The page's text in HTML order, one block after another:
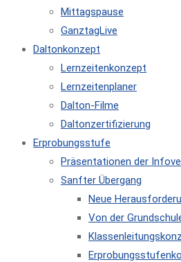
Mittagspause
GanztagLive
Daltonkonzept
Lernzeitenkonzept
Lernzeitenplaner
Dalton-Filme
Daltonzertifizierung
Erprobungsstufe
Präsentationen der
Sanfter Übergang
Neue
Von der